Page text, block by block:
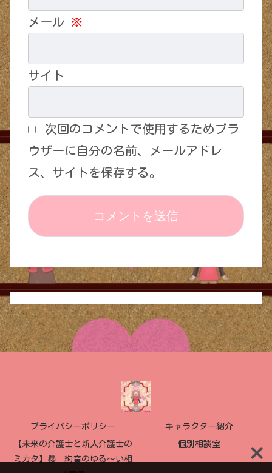
メール ※
サイト
次回のコメントで使用するためブラ
ウザーに自分の名前、メールアドレ
ス、サイトを保存する。
プライバシーポリシー キャラクター紹介
【未来の介護士と新人介護士の
ミカタ】櫻 絢音のゆる〜い相
個別相談室